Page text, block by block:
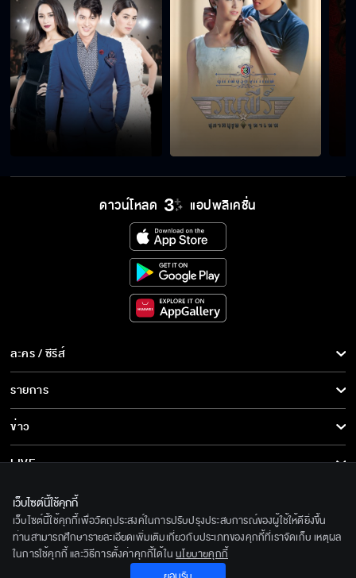
ดาวน์โหลด แอปพลิเคชั่น
ละคร / ซีรีส์
ละคร/ซีรีส์
ซีรีส์นานาชาติ
การ์ตูน & เกม
รายการ
รายการทั้งหมด
ข่าว
ข่าวทั้งหมด
ข่าวประชาสัมพันธ์
LIVE
เกี่ยวกับเรา
BEC World
รู้จักเรา
ติดตามเราได้ที่
เว็บไซต์นี้ใช้คุกกี้
เว็บไซต์นี้ใช้คุกกี้เพื่อวัตถุประสงค์ในการปรับปรุงประสบการณ์ของผู้ใช้ให้ดียิ่งขึ้น
ท่านสามารถศึกษารายละเอียดเพิ่มเติมเกี่ยวกับประเภทของคุกกี้ที่เราจัดเก็บ เหตุผล
ในการใช้คุกกี้ และวิธีการตั้งค่าคุกกี้ได้ใน นโยบายคุกกี้